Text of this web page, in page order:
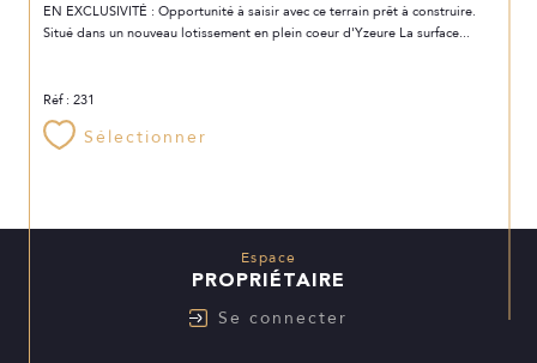
EN EXCLUSIVITÉ : Opportunité à saisir avec ce terrain prêt à construire.
Situé dans un nouveau lotissement en plein coeur d'Yzeure La surface...
Réf : 231
Sélectionner
Espace
PROPRIÉTAIRE
Se connecter